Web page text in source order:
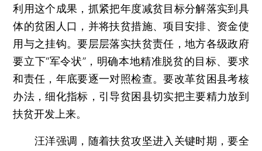
利用这个成果，抓紧把年度减贫目标分解落实到具
体的贫困人口，并将扶贫措施、项目安排、资金使
用与之挂钩。要层层落实扶贫责任，地方各级政府
要立下“军令状”，明确本地精准脱贫的目标、要求
和责任，年底要逐一对照检查。要改革贫困县考核
办法，细化指标，引导贫困县切实把主要精力放到
扶贫开发上来。
汪洋强调，随着扶贫攻坚进入关键时期，要全